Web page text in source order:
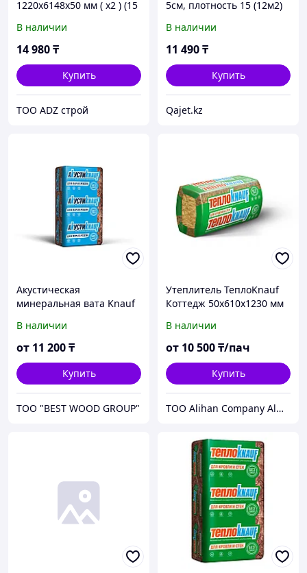
1220x6148x50 мм ( х2 ) (15
В наличии
14 980₸
Купить
ТОО ADZ строй
5см, плотность 15 (12м2)
В наличии
11 490₸
Купить
Qajet.kz
Акустическая
минеральная вата Knauf
В наличии
от 11 200₸
Купить
ТОО "BEST WOOD GROUP"
Утеплитель ТеплоKnauf
Коттедж 50х610х1230 мм
В наличии
от 10 500₸/пач
Купить
ТОО Alihan Company Almaty